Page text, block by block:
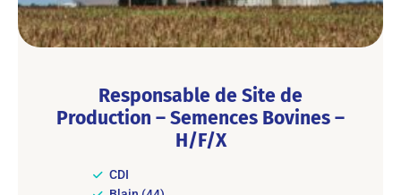
Responsable de Site de
Production – Semences Bovines –
H/F/X
CDI